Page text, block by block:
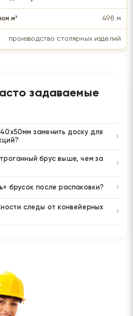
498 м
производство столярных изделий
задаваемые
заменить доску для
брус выше, чем за
брусок после распаковки?
следы от конвейерных